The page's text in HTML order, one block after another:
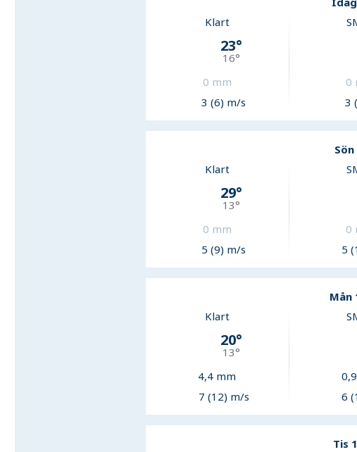
Klart
23°
16°
0 mm
3 (6) m/s
0
3
Klart
29°
13°
0 mm
5 (9) m/s
0
5
Mån
Klart
20°
13°
4,4 mm
7 (12) m/s
0,9
6
Tis